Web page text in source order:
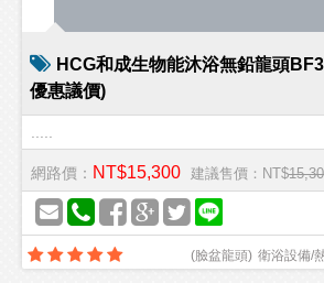
HCG和成生物能沐浴無鉛龍頭
優惠議價)
網路價： NT$15,300 建議售價：NT$
衛浴設備/
(臉盆龍頭)